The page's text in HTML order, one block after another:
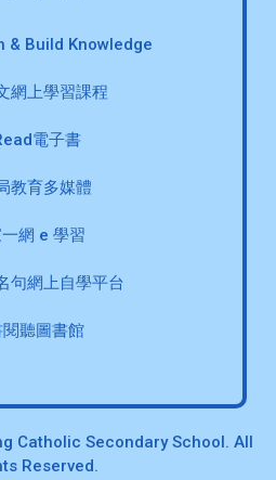
& Build Knowledge
網上學習課程
電子書
教育多媒體
網 e 學習
句網上自學平台
聽圖書館
Catholic Secondary School. All
Reserved.